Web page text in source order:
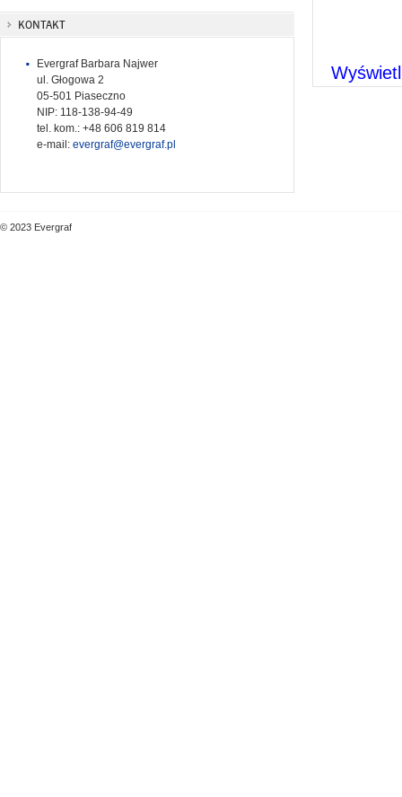
KONTAKT
Evergraf Barbara Najwer
ul. Głogowa 2
05-501 Piaseczno
NIP: 118-138-94-49
tel. kom.: +48 606 819 814
e-mail: evergraf@evergraf.pl
© 2023 Evergraf